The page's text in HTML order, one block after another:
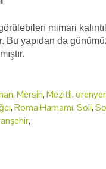
mimari
Bu yapıdan da
,Mersin,Mezitli,
,Roma Hamamı,Soli,
,